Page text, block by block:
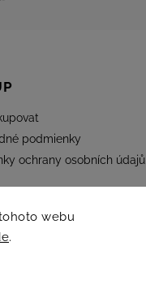
webu
.
podmienky
ochrany osobních údajů